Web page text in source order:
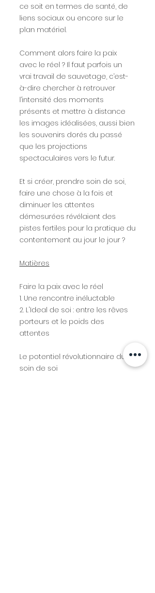
ce soit en termes de santé, de
liens sociaux ou encore sur le
plan matériel.
Comment alors faire la paix
avec le réel ? Il faut parfois un
vrai travail de sauvetage, c’est-
à-dire chercher à retrouver
l’intensité des moments
présents et mettre à distance
les images idéalisées, aussi bien
les souvenirs dorés du passé
que les projections
spectaculaires vers le futur.
Et si créer, prendre soin de soi,
faire une chose à la fois et
diminuer les attentes
démesurées révélaient des
pistes fertiles pour la pratique du
contentement au jour le jour ?
Matières
Faire la paix avec le réel
1. Une rencontre inéluctable
2. L'Ideal de soi : entre les rêves
porteurs et le poids des
attentes
Le potentiel révolutionnaire du
soin de soi